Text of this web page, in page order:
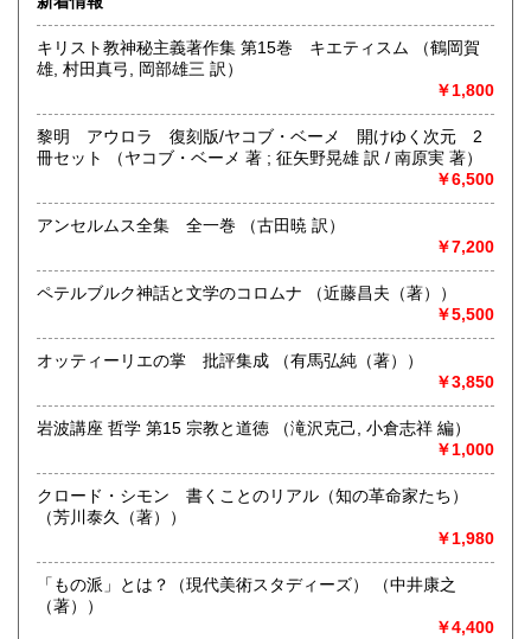
高知県 600円 福岡県 600円
600円
熊本県 600円 大分県 600円
宮崎県 600円 鹿児島県 600円
札幌市内にて店舗営業しております。店頭にて書籍の状態な
ど確認いただけます。倉庫保管の場合がございますので事前
にご一報いただけますと幸いです。
古書の買い取りに力を入れております。ぜひご連絡下さい。
沿線名：地下鉄南北線、東豊線
営業時間：12:00～17:00
定休日：日曜定休
北海道本・思想哲学・人文書を中心に専門書を積極的に買取
をしております。店頭での買取のほか、札幌市内は出張買取
軽にメールyosinari@snow.plala.or.jpか、電話011-214-0972
取り扱い分野
哲学宗教、歴史、社会科学、自然科学、美術工芸、国語国
文、趣味
キリスト教神秘主義著作集 第15巻 キエティスム （鶴岡賀
雄, 村田真弓, 岡部雄三 訳）
￥1,800
黎明 アウロラ 復刻版/ヤコブ・ベーメ 開けゆく次元 2
冊セット （ヤコブ・ベーメ 著 ; 征矢野晃雄 訳 / 南原実 著）
￥6,500
アンセルムス全集 全一巻 （古田暁 訳）
￥7,200
ペテルブルク神話と文学のコロムナ （近藤昌夫（著））
￥5,500
オッティーリエの掌 批評集成 （有馬弘純（著））
￥3,850
岩波講座 哲学 第15 宗教と道徳 （滝沢克己, 小倉志祥 編）
￥1,000
クロード・シモン 書くことのリアル（知の革命家たち）
（芳川泰久（著））
￥1,980
「もの派」とは？（現代美術スタディーズ） （中井康之
（著））
￥4,400